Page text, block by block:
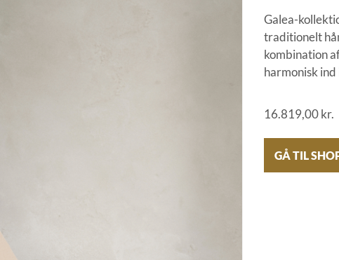
Galea-
traditionelt
kombination
harmonisk ind
16.819,00kr.
GÅ TIL